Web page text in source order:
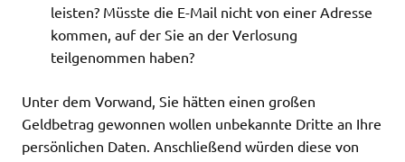
leisten? Müsste die E-Mail nicht von einer Adresse
kommen, auf der Sie an der Verlosung
teilgenommen haben?
Unter dem Vorwand, Sie hätten einen großen
Geldbetrag gewonnen wollen unbekannte Dritte an Ihre
persönlichen Daten. Anschließend würden diese von